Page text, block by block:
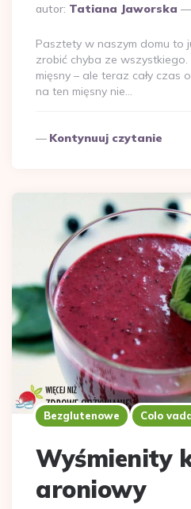
Dodane
autor: Tatiana Jaworska
Pasztety w naszym domu to
zrobić chyba ze wszystkiego.
mięsny – ale teraz cały czas
na ten mięsny nie…
Kontynuuj czytanie
Bezglutenowe Colo
Wyśmienity
aroniowy